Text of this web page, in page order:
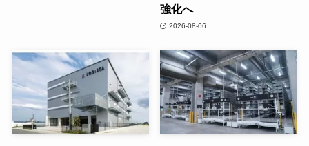
強化へ
2026-08-06